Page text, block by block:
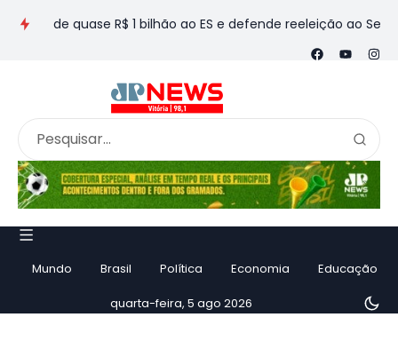
de quase R$ 1 bilhão ao ES e defende reeleição ao Senado em
Mundo Brasil Política Economia Educação
quarta-feira, 5 ago 2026